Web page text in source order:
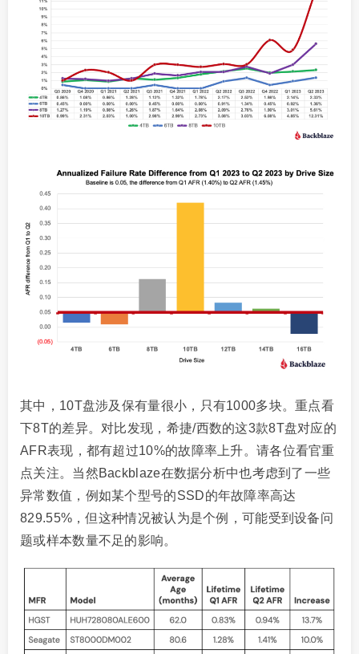
其中，10T盘涉及保有量很小，只有1000多块。重点看
下8T的差异。对比发现，希捷/西数的这3款8T盘对应的
AFR表现，都有超过10%的故障率上升。请各位看官重
点关注。当然Backblaze在数据分析中也考虑到了一些
异常数值，例如某个型号的SSD的年故障率高达
829.55%，但这种情况被认为是个例，可能受到设备问
题或样本数量不足的影响。